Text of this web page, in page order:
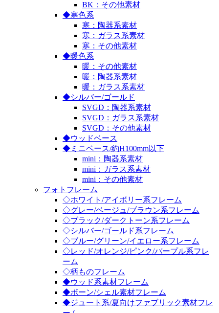
BK：その他素材
◆寒色系
寒：陶器系素材
寒：ガラス系素材
寒：その他素材
◆暖色系
暖：その他素材
暖：陶器系素材
暖：ガラス系素材
◆シルバー/ゴールド
SVGD：陶器系素材
SVGD：ガラス系素材
SVGD：その他素材
◆ウッドベース
◆ミニベース/約H100mm以下
mini：陶器系素材
mini：ガラス系素材
mini：その他素材
フォトフレーム
◇ホワイト/アイボリー系フレーム
◇グレー/ベージュ/ブラウン系フレーム
◇ブラック/ダークトーン系フレーム
◇シルバー/ゴールド系フレーム
◇ブルー/グリーン/イエロー系フレーム
◇レッド/オレンジ/ピンク/パープル系フレ
ーム
◇柄ものフレーム
◆ウッド系素材フレーム
◆ボーン/シェル素材フレーム
◆ジュート系/夏向けファブリック素材フレ